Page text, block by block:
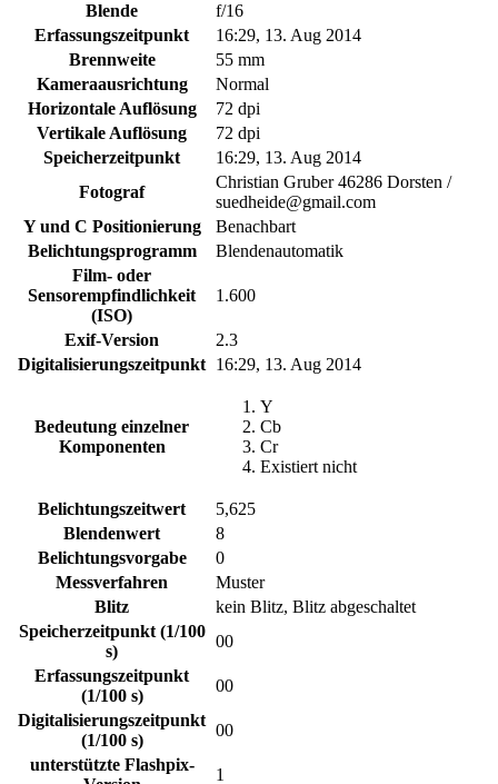
Blende
f/16
Erfassungszeitpunkt
16:29, 13. Aug 2014
Brennweite
55 mm
Kameraausrichtung
Normal
Horizontale Auflösung
72 dpi
Vertikale Auflösung
72 dpi
Speicherzeitpunkt
16:29, 13. Aug 2014
Fotograf
Christian Gruber 46286 Dorsten /
suedheide@gmail.com
Y und C Positionierung
Benachbart
Belichtungsprogramm
Blendenautomatik
Film- oder
Sensorempfindlichkeit
(ISO)
1.600
Exif-Version
2.3
Digitalisierungszeitpunkt 16:29, 13. Aug 2014
Bedeutung einzelner
Komponenten
Y
Cb
Cr
Existiert nicht
Belichtungszeitwert
5,625
Blendenwert
8
Belichtungsvorgabe
0
Messverfahren
Muster
Blitz
kein Blitz, Blitz abgeschaltet
Speicherzeitpunkt (1/100
s)
00
Erfassungszeitpunkt
(1/100 s)
00
Digitalisierungszeitpunkt
(1/100 s)
00
unterstützte Flashpix-
1